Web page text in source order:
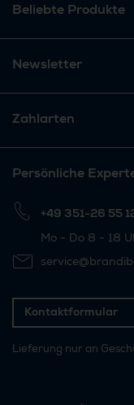
Beliebte Produkte
Newsletter
Zahlarten
Persönliche
+49 351-26 55
Mo - Do 8 - 18
Kontaktformular
Lieferung nur an